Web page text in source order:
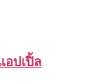
ปเปิ้ล